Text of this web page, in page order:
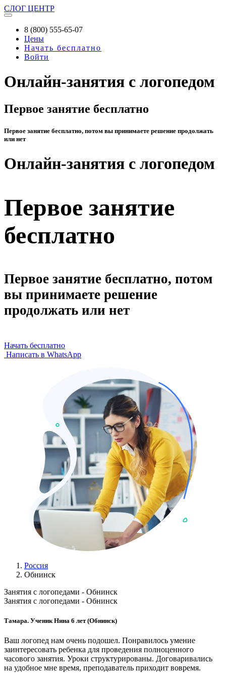
СЛОГ ЦЕНТР
8 (800) 555-65-07
Цены
Начать бесплатно
Войти
Онлайн-занятия с логопедом
Первое занятие бесплатно
Первое занятие бесплатно, потом вы принимаете решение продолжать
или нет
Онлайн-занятия с логопедом
Первое занятие
бесплатно
Первое занятие бесплатно, потом
вы принимаете решение
продолжать или нет
Начать бесплатно
Написать в WhatsApp
Россия
Обнинск
Занятия с логопедами - Обнинск
Занятия с логопедами - Обнинск
Тамара. Ученик Нина 6 лет (Обнинск)
Ваш логопед нам очень подошел. Понравилось умение
заинтересовать ребенка для проведения полноценного
часового занятия. Уроки структурированы. Договаривались
на удобное мне время, преподаватель приходит вовремя.